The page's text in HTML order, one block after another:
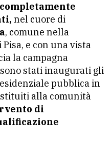
nel cuore di
, comune nella
e con una vista
la campagna
stati inaugurati gli
pubblica in
alla comunità
di